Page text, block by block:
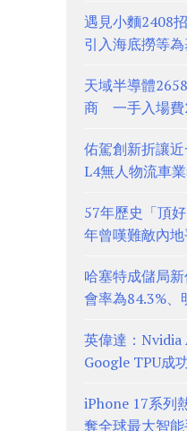
遇見小麵2408
引入海底撈等
天域半導體
商 一手入場費
佑駕創新折讓
L4無人物流車
57年歷史「頂
年曾嘆難敵內
哈塞特成儲局
會率為84.3%、
英偉達：
Google TPU成
iPhone 17系列
奪全球最大智